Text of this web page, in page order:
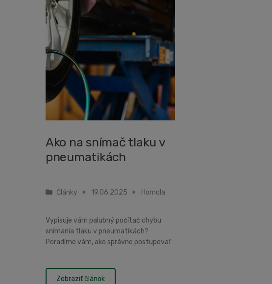
Ako na snímač tlaku v
pneumatikách
Články 19.06.2025 Homola
Vypisuje vám palubný počítač chybu
snímania tlaku v pneumatikách?
Poradíme vám, ako správne postupovať
BMW X3, ktoré je vybavené snímaním...
Zobraziť článok